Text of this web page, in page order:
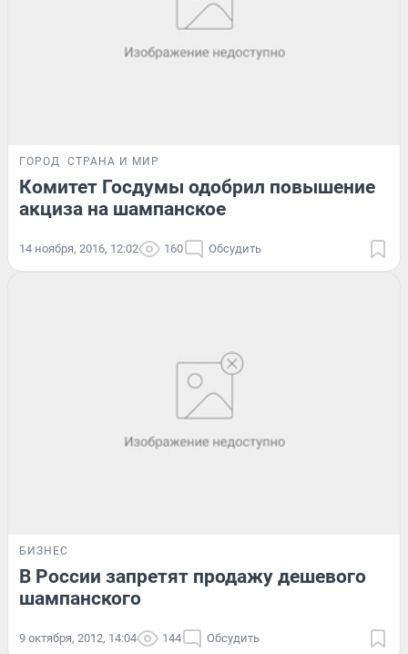
ГОРОД СТРАНА И МИР
Комитет Госдумы одобрил повышение
акциза на шампанское
14 ноября, 2016, 12:02 160 Обсудить
БИЗНЕС
В России запретят продажу дешевого
шампанского
9 октября, 2012, 14:04 144 Обсудить